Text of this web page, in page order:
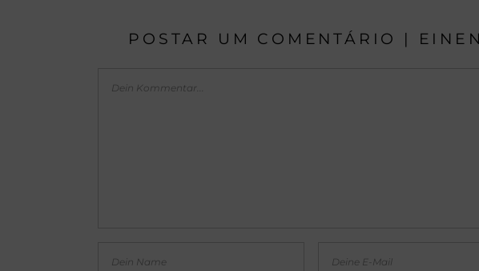
POSTAR UM COMENTÁRIO |